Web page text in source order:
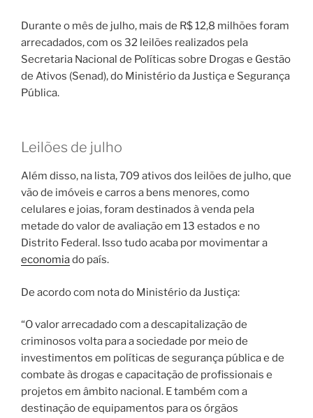
Durante o mês de julho, mais de R$ 12,8 milhões foram
arrecadados, com os 32 leilões realizados pela
Secretaria Nacional de Políticas sobre Drogas e Gestão
de Ativos (Senad), do Ministério da Justiça e Segurança
Pública.
Leilões de julho
Além disso, na lista, 709 ativos dos leilões de julho, que
vão de imóveis e carros a bens menores, como
celulares e joias, foram destinados à venda pela
metade do valor de avaliação em 13 estados e no
Distrito Federal. Isso tudo acaba por movimentar a
economiado país.
De acordo com nota do Ministério da Justiça:
“O valor arrecadado com a descapitalização de
criminosos volta para a sociedade por meio de
investimentos em políticas de segurança pública e de
combate às drogas e capacitação de profissionais e
projetos em âmbito nacional. E também com a
destinação de equipamentos para os órgãos